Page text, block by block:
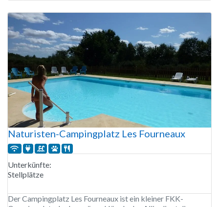
Naturisten-Campingplatz Les Fourneaux
Unterkünfte:
Stellplätze
Der Campingplatz Les Fourneaux ist ein kleiner FKK-